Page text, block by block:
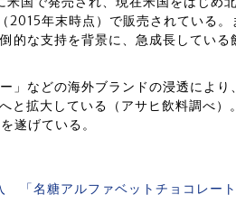
年末時点）で販売されている。
的な支持を背景に、急成長している
」などの海外ブランドの浸透により
と拡大している（アサヒ飲料調べ）
遂げている。
「名糖アルファベットチョコレー